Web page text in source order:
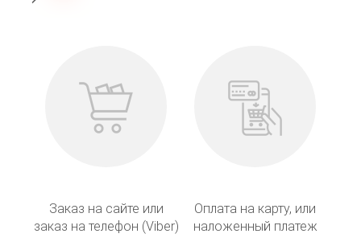
Заказ на сайте или
заказ на телефон (Viber)
Оплата на карту, или
наложенный платеж